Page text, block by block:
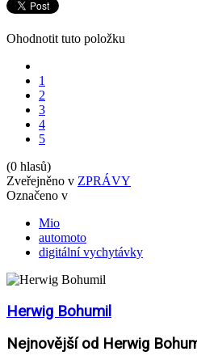
Ohodnotit tuto položku
1
2
3
4
5
(0 hlasů)
Zveřejněno v ZPRÁVY
Označeno v
Mio
automoto
digitální vychytávky
Herwig Bohumil
Nejnovější od Herwig